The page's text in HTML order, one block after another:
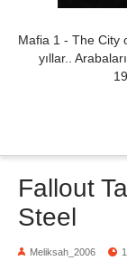
Mafia 1 - The City
yıllar..
Fallout
Steel
Meliksah_2006